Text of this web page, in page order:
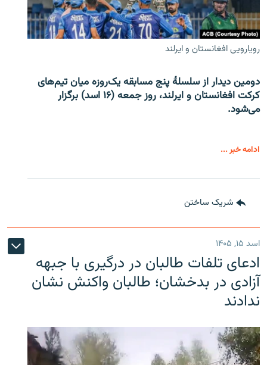
رویارویی افغانستان و ایرلند
دومین دیدار از سلسلۀ پنج مسابقه یک‌روزه میان تیم‌های
کرکت افغانستان و ایرلند، روز جمعه (۱۶ اسد) برگزار
می‌شود.
ادامه خبر ...
شریک ساختن
اسد ۱۵, ۱۴۰۵
ادعای تلفات طالبان در درگیری با جبهه
آزادی در بدخشان؛ طالبان واکنش نشان
ندادند